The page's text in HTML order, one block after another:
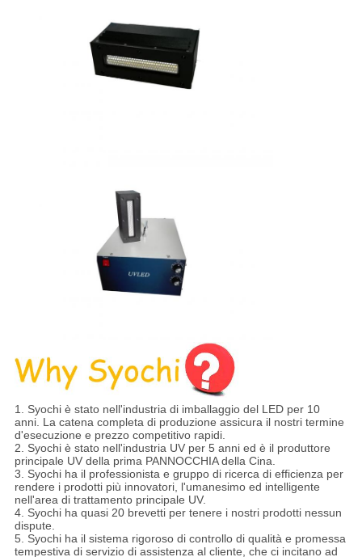
1. Syochi è stato nell'industria di imballaggio del LED per 10
anni. La catena completa di produzione assicura il nostri termine
d'esecuzione e prezzo competitivo rapidi.
2. Syochi è stato nell'industria UV per 5 anni ed è il produttore
principale UV della prima PANNOCCHIA della Cina.
3. Syochi ha il professionista e gruppo di ricerca di efficienza per
rendere i prodotti più innovatori, l'umanesimo ed intelligente
nell'area di trattamento principale UV.
4. Syochi ha quasi 20 brevetti per tenere i nostri prodotti nessun
dispute.
5. Syochi ha il sistema rigoroso di controllo di qualità e promessa
tempestiva di servizio di assistenza al cliente, che ci incitano ad